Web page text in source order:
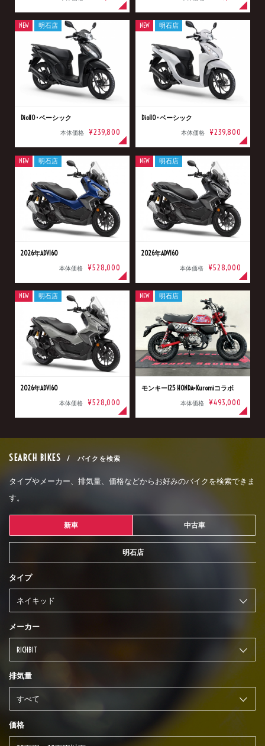
Dio110･ベーシック
本体価格 ¥239,800
NEW 明石店
Dio110･ベーシック
本体価格 ¥239,800
NEW 明石店
2026年ADV160
本体価格 ¥528,000
NEW 明石店
2026年ADV160
本体価格 ¥528,000
NEW 明石店
2026年ADV160
本体価格 ¥528,000
NEW 明石店
モンキー125 HONDA×Kuromiコラボ
本体価格 ¥493,000
NEW 明石店
SEARCH BIKES / バイクを検索
タイプやメーカー、排気量、価格などからお好みのバイクを検索できま
す。
新車 中古車
明石店
タイプ
メーカー
排気量
価格